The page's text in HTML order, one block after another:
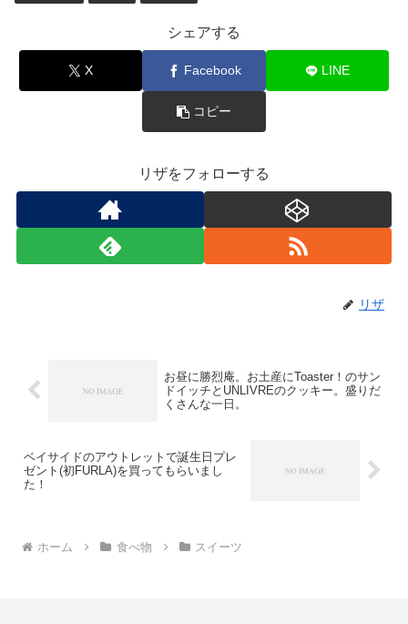
シェアする
X Facebook LINE
コピー
リザをフォローする
リザ
お昼に勝烈庵。お土産にToaster！のサン
ドイッチとUNLIVREのクッキー。盛りだ
くさんな一日。
ベイサイドのアウトレットで誕生日プレ
ゼント(初FURLA)を買ってもらいまし
た！
ホーム 食べ物 スイーツ